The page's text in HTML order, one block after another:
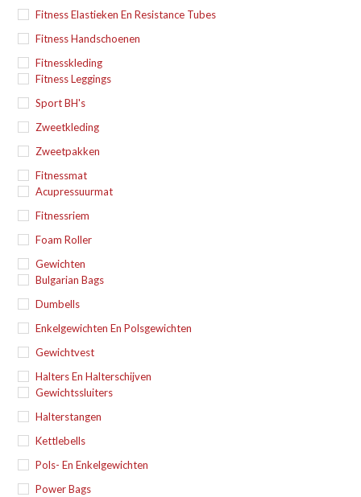
Fitness Elastieken En Resistance Tubes
Fitness Handschoenen
Fitnesskleding
Fitness Leggings
Sport BH's
Zweetkleding
Zweetpakken
Fitnessmat
Acupressuurmat
Fitnessriem
Foam Roller
Gewichten
Bulgarian Bags
Dumbells
Enkelgewichten En Polsgewichten
Gewichtvest
Halters En Halterschijven
Gewichtssluiters
Halterstangen
Kettlebells
Pols- En Enkelgewichten
Power Bags